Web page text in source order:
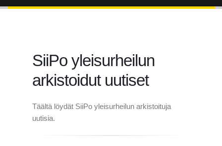
SiiPo yleisurheilun
arkistoidut uutiset
Täältä löydät SiiPo yleisurheilun arkistoituja
uutisia.